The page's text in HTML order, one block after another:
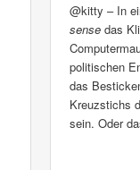
@kitty – In
sense das
politischen
das
Kreuzstichs
sein. Oder